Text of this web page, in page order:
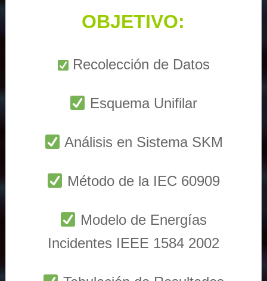
OBJETIVO:
Recolección de Datos
Esquema Unifilar
Análisis en Sistema SKM
Método de la IEC 60909
Modelo de Energías
Incidentes IEEE 1584 2002